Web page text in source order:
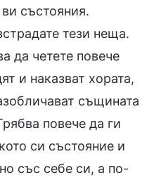
състояния.
тези неща.
да четете повече
и наказват хората,
същината
повече да ги
си състояние и
със себе си, а по-